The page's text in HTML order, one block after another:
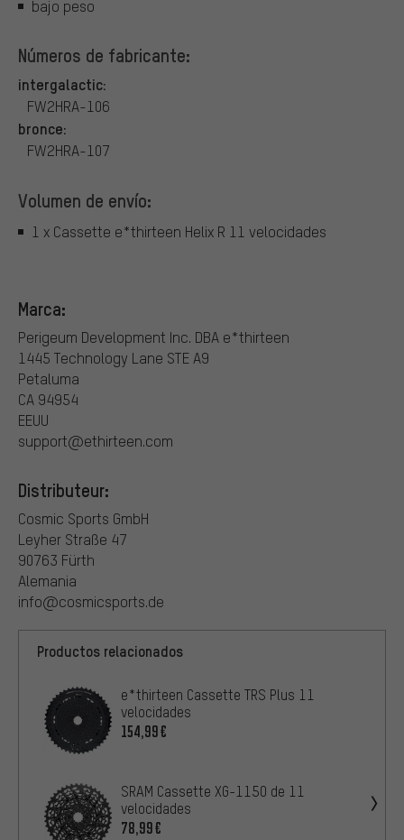
bajo peso
Números de fabricante:
intergalactic:
FW2HRA-106
bronce:
FW2HRA-107
Volumen de envío:
1 x Cassette e*thirteen Helix R 11 velocidades
Marca:
Perigeum Development Inc. DBA e*thirteen
1445 Technology Lane STE A9
Petaluma
CA 94954
EEUU
support@ethirteen.com
Distributeur:
Cosmic Sports GmbH
Leyher Straße 47
90763 Fürth
Alemania
info@cosmicsports.de
Productos relacionados
e*thirteen Cassette TRS Plus 11
velocidades
154,99€
SRAM Cassette XG-1150 de 11
velocidades
78,99€